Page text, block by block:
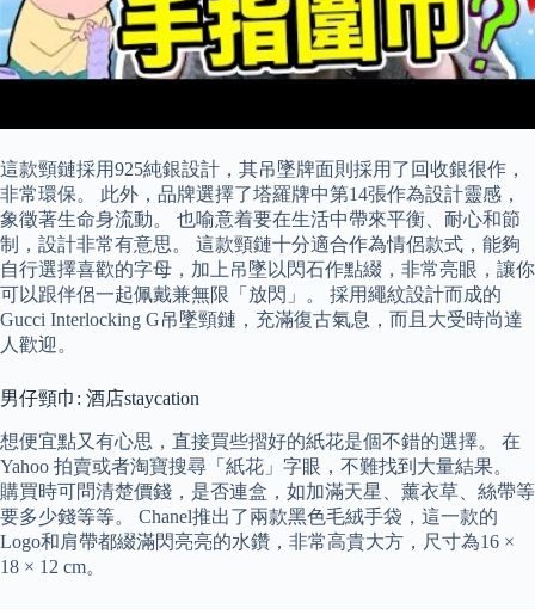
這款頸鏈採用925純銀設計，其吊墜牌面則採用了回收銀很作，
非常環保。 此外，品牌選擇了塔羅牌中第14張作為設計靈感，
象徵著生命身流動。 也喻意着要在生活中帶來平衡、耐心和節
制，設計非常有意思。 這款頸鏈十分適合作為情侶款式，能夠
自行選擇喜歡的字母，加上吊墜以閃石作點綴，非常亮眼，讓你
可以跟伴侶一起佩戴兼無限「放閃」。 採用繩紋設計而成的
Gucci Interlocking G吊墜頸鏈，充滿復古氣息，而且大受時尚達
人歡迎。
男仔頸巾: 酒店staycation
想便宜點又有心思，直接買些摺好的紙花是個不錯的選擇。 在
Yahoo 拍賣或者淘寶搜尋「紙花」字眼，不難找到大量結果。
購買時可問清楚價錢，是否連盒，如加滿天星、薰衣草、絲帶等
要多少錢等等。 Chanel推出了兩款黑色毛絨手袋，這一款的
Logo和肩帶都綴滿閃亮亮的水鑽，非常高貴大方，尺寸為16 ×
18 × 12 cm。